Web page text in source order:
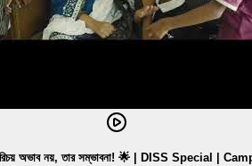
অভাব নয়, তার সম্ভাবনা! 🌟 | DISS Special |